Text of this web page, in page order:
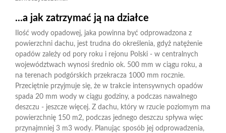
...a jak zatrzymać ją na działce
Ilość wody opadowej, jaka powinna być odprowadzona z
powierzchni dachu, jest trudna do określenia, gdyż natężenie
opadów zależy od pory roku i rejonu Polski - w centralnych
województwach wynosi średnio ok. 500 mm w ciągu roku, a
na terenach podgórskich przekracza 1000 mm rocznie.
Przeciętnie przyjmuje się, że w trakcie intensywnych opadów
spada 20 mm wody w ciągu godziny, a podczas nawalnego
deszczu - jeszcze więcej. Z dachu, który w rzucie poziomym ma
powierzchnię 150 m2, podczas jednego deszczu spływa więc
przynajmniej 3 m3 wody. Planując sposób jej odprowadzenia,